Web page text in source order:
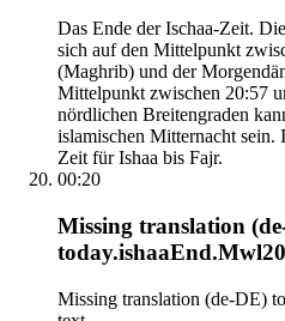
Das Ende der Ischaa-Zeit.
sich auf den Mittelpunkt
(Maghrib) und der
Mittelpunkt zwischen 20:57
nördlichen Breitengraden
islamischen Mitternacht sein.
Zeit für Ishaa bis Fajr.
00:20
Missing translation
Missing translation (de-DE)